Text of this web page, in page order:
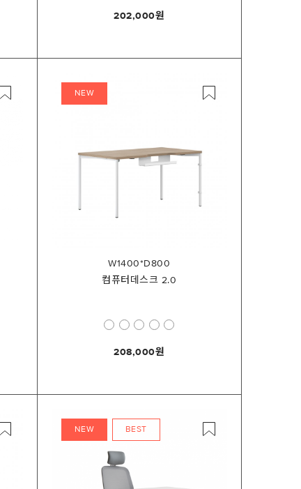
202,000
NEW
W1400*D800
컴퓨터데스크 2.0
208,000
NEW BEST